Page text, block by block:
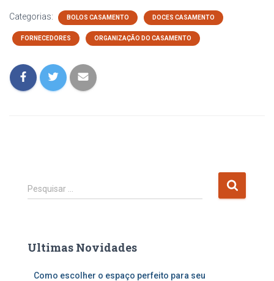
Categorias: BOLOS CASAMENTO DOCES CASAMENTO
FORNECEDORES ORGANIZAÇÃO DO CASAMENTO
P
e
i
Pesquisar …
Ultimas Novidades
Como escolher o espaço perfeito para seu